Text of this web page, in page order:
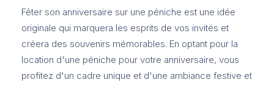
Fêter son anniversaire sur une péniche est une idée
originale qui marquera les esprits de vos invités et
créera des souvenirs mémorables. En optant pour la
location d'une péniche pour votre anniversaire, vous
profitez d'un cadre unique et d'une ambiance festive et